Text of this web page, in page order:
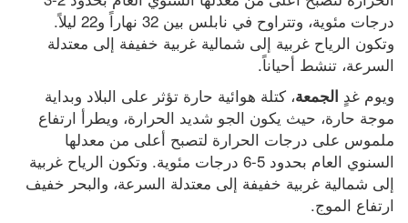
السرعة، تنشط أحياناً.
ويوم غدٍ الجمعة
ارتفاع الموج.